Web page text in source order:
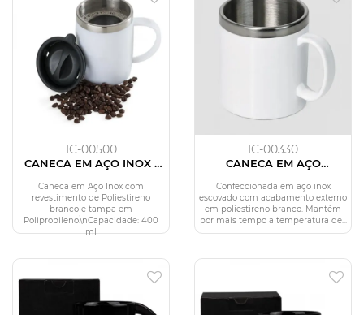
IC-00500
CANECA EM AÇO INOX /
POLIESTIRENO - 400 ML
Caneca em Aço Inox com
revestimento de Poliestireno
branco e tampa em
Polipropileno.\nCapacidade: 400
ml
IC-00330
CANECA EM AÇO
INOX/POLIESTIRENO - 300
ML
Confeccionada em aço inox
escovado com acabamento externo
em poliestireno branco. Mantém
por mais tempo a temperatura de...